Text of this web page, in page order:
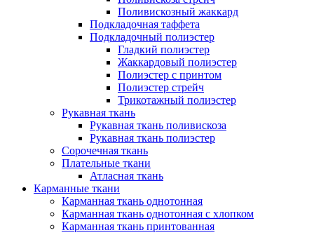
Поливискозный жаккард
Подкладочная таффета
Подкладочный полиэстер
Гладкий полиэстер
Жаккардовый полиэстер
Полиэстер с принтом
Полиэстер стрейч
Трикотажный полиэстер
Рукавная ткань
Рукавная ткань поливискоза
Рукавная ткань полиэстер
Сорочечная ткань
Плательные ткани
Атласная ткань
Карманные ткани
Карманная ткань однотонная
Карманная ткань однотонная с хлопком
Карманная ткань принтованная